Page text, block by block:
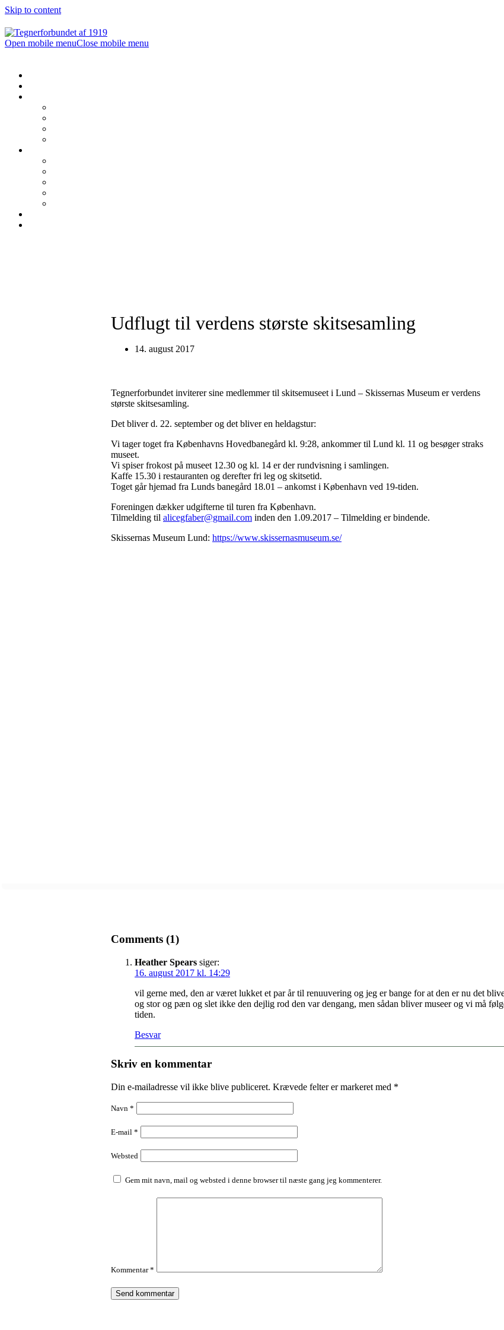
Skip to content
Open mobile menuClose mobile menu
Udflugt til verdens største skitsesamling
14. august 2017
Tegnerforbundet inviterer sine medlemmer til skitsemuseet i Lund – Skissernas Museum er verdens
største skitsesamling.
Det bliver d. 22. september og det bliver en heldagstur:
Vi tager toget fra Københavns Hovedbanegård kl. 9:28, ankommer til Lund kl. 11 og besøger straks
museet.
Vi spiser frokost på museet 12.30 og kl. 14 er der rundvisning i samlingen.
Kaffe 15.30 i restauranten og derefter fri leg og skitsetid.
Toget går hjemad fra Lunds banegård 18.01 – ankomst i København ved 19-tiden.
Foreningen dækker udgifterne til turen fra København.
Tilmelding til alicegfaber@gmail.com inden den 1.09.2017 – Tilmelding er bindende.
Skissernas Museum Lund: https://www.skissernasmuseum.se/
Comments (1)
Heather Spears siger:
16. august 2017 kl. 14:29
vil gerne med, den ar været lukket et par år til renuuvering og jeg er bange for at den er nu det
og stor og pæn og slet ikke den dejlig rod den var dengang, men sådan bliver museer og vi må
tiden.
Besvar
Skriv en kommentar
Din e-mailadresse vil ikke blive publiceret. Krævede felter er markeret med *
Navn *
E-mail *
Websted
Gem mit navn, mail og websted i denne browser til næste gang jeg kommenterer.
Kommentar*